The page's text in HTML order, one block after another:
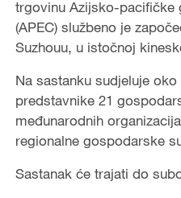
trgovinu Azijsko-pacifičke
(APEC) službeno je
Suzhouu, u istočnoj
Na sastanku sudjeluje
predstavnike 21
međunarodnih
regionalne gospodarske
Sastanak će trajati do